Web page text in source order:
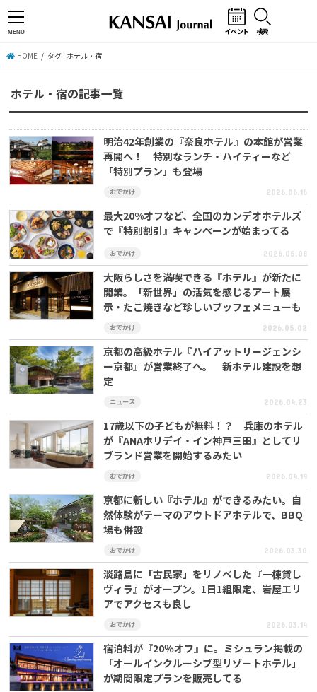
MENU イベント 検索
HOME タグ : ホテル・宿
ホテル・宿の記事一覧
明治42年創業の『奈良ホテル』の本館が営業
再開へ！ 特別なランチ・ハイティーなど
「特別プラン」も登場
おでかけ 2026.06.16
最大20%オフなど、全国のカンデオホテルズ
で『特別割引』キャンペーンが始まってる
おでかけ 2026.05.08
大阪らしさを満喫できる『ホテル』が新たに
開業。「新世界」の活気を感じるアート展
示・たこ焼きなど珍しいブッフェメニューも
おでかけ 2026.05.02
京都の高級ホテル『ハイアットリージェンシ
ー京都』が営業終了へ。 新ホテル建設を想
定
ニュース 2026.04.23
17歳以下の子どもが無料！？ 兵庫のホテル
が『ANAホリデイ・イン神戸三田』としてリ
ブランド営業を開始するみたい
おでかけ 2026.04.19
京都に新しい『ホテル』ができるみたい。自
然体験がテーマのアウトドアホテルで、BBQ
場も併設
おでかけ 2026.03.30
淡路島に「古民家」をリノベした『一棟貸し
ヴィラ』がオープン。1日1組限定、岩屋エリ
アでアクセスも良し
おでかけ 2026.03.14
宿泊料が『20％オフ』に。ミシュラン掲載の
「オールインクルーシブ型リゾートホテル」
が期間限定プランを販売してる